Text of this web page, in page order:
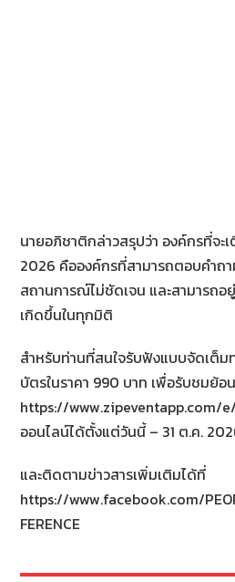
นายอภิชาติกล่าวสรุปว่า องค์กรที่จะ
2026 คือองค์กรที่สามารถตอบคำถ
สถานการณ์ไม่ชัดเจน และสามารถ
เกิดขึ้นในทุกมิติ
สำหรับท่านที่สนใจรับฟังแบบจัดเต็ม
บัตรในราคา 990 บาท เพื่อรับชมย้อ
https://www.zipeventapp.com/
ออนไลน์ได้ตั้งแต่วันนี้ – 31 ต.ค.
และติดตามข่าวสารเพิ่มเติมได้ที่
https://www.facebook.com/
FERENCE